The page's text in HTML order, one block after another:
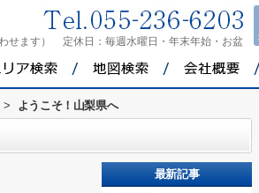
せます） 定休日： 毎週水曜日・年末年始・お盆
> ようこそ！山梨県へ
最新記事